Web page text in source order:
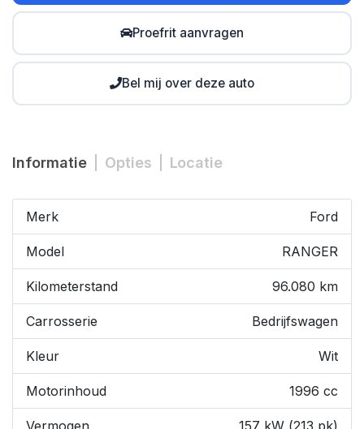
Proefrit aanvragen
Bel mij over deze auto
Informatie Opties Locatie
Merk Ford
Model RANGER
Kilometerstand 96.080 km
Carrosserie Bedrijfswagen
Kleur Wit
Motorinhoud 1996 cc
Vermogen 157 kW (213 pk)